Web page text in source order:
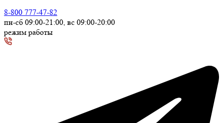
8-800 777-47-82
пн-сб 09:00-21:00, вс 09:00-20:00
режим работы